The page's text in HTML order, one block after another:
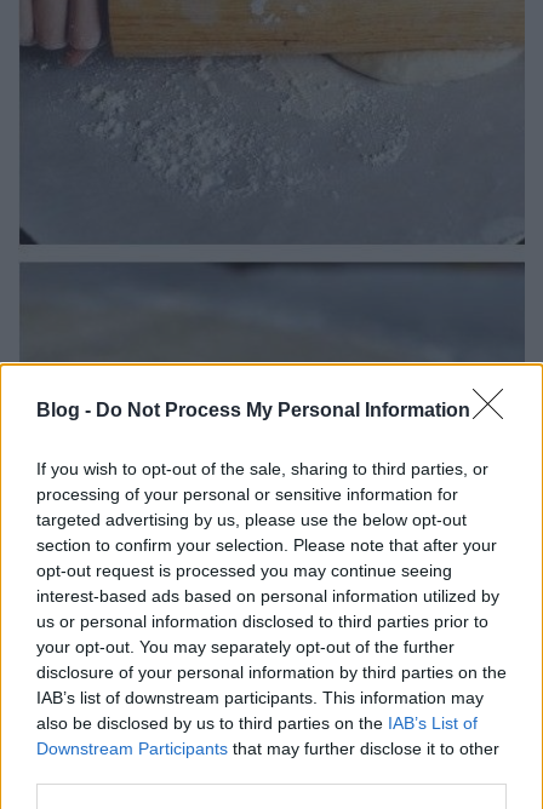
Blog - Do Not Process My Personal Information
If you wish to opt-out of the sale, sharing to third parties, or
processing of your personal or sensitive information for
targeted advertising by us, please use the below opt-out
section to confirm your selection. Please note that after your
opt-out request is processed you may continue seeing
interest-based ads based on personal information utilized by
us or personal information disclosed to third parties prior to
your opt-out. You may separately opt-out of the further
disclosure of your personal information by third parties on the
IAB’s list of downstream participants. This information may
also be disclosed by us to third parties on the IAB’s List of
Downstream Participants that may further disclose it to other